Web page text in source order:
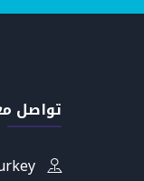
تواصل